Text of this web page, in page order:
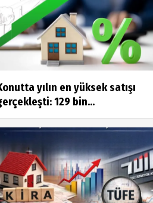
yılın en yüksek satışı
129 bin...